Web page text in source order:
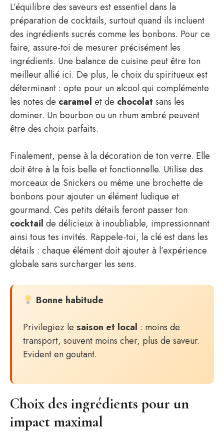
L’équilibre des saveurs est essentiel dans la
préparation de cocktails, surtout quand ils incluent
des ingrédients sucrés comme les bonbons. Pour ce
faire, assure-toi de mesurer précisément les
ingrédients. Une balance de cuisine peut être ton
meilleur allié ici. De plus, le choix du spiritueux est
déterminant : opte pour un alcool qui complémente
les notes de caramel et de chocolat sans les
dominer. Un bourbon ou un rhum ambré peuvent
être des choix parfaits.
Finalement, pense à la décoration de ton verre. Elle
doit être à la fois belle et fonctionnelle. Utilise des
morceaux de Snickers ou même une brochette de
bonbons pour ajouter un élément ludique et
gourmand. Ces petits détails feront passer ton
cocktail de délicieux à inoubliable, impressionnant
ainsi tous tes invités. Rappele-toi, la clé est dans les
détails : chaque élément doit ajouter à l’expérience
globale sans surcharger les sens.
Bonne habitude
Privilegiez le saison et local : moins de
transport, souvent moins cher, plus de saveur.
Evident en goutant.
Choix des ingrédients pour un
impact maximal